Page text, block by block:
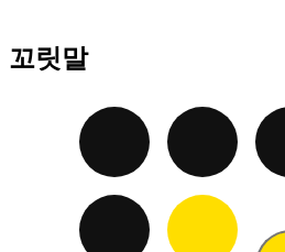
조망하는 이
이중섭 탄생
특별전 <쓰
>展
꼬릿말